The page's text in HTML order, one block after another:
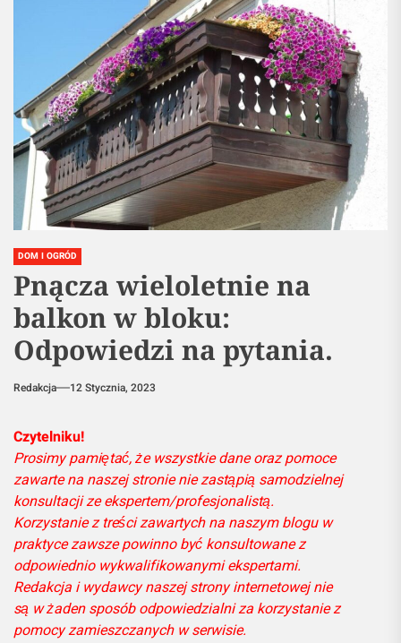
DOM I OGRÓD
Pnącza wieloletnie na
balkon w bloku:
Odpowiedzi na pytania.
Redakcja 12 Stycznia, 2023
Czytelniku!
Prosimy pamiętać, że wszystkie dane oraz pomoce
zawarte na naszej stronie nie zastąpią samodzielnej
konsultacji ze ekspertem/profesjonalistą.
Korzystanie z treści zawartych na naszym blogu w
praktyce zawsze powinno być konsultowane z
odpowiednio wykwalifikowanymi ekspertami.
Redakcja i wydawcy naszej strony internetowej nie
są w żaden sposób odpowiedzialni za korzystanie z
pomocy zamieszczanych w serwisie.